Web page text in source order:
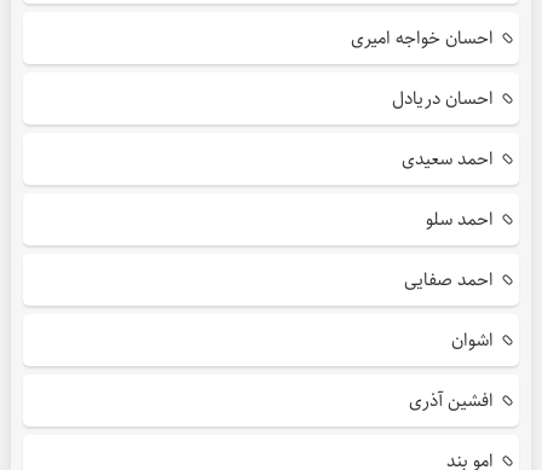
احسان خواجه امیری
احسان دریادل
احمد سعیدی
احمد سلو
احمد صفایی
اشوان
افشین آذری
امو بند